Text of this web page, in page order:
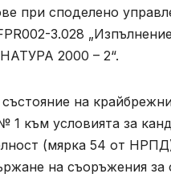
при споделено
3.028
2000 – 2“.
на
към условията за
(мярка 54 от
на съоръжения за